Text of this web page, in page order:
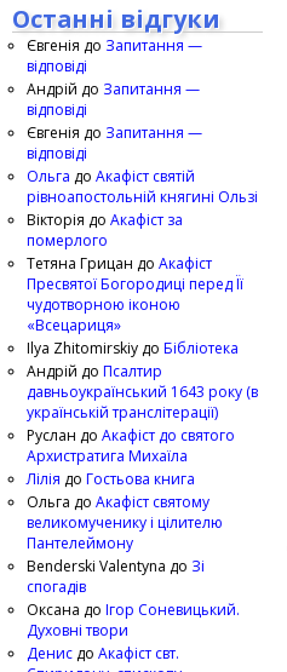
Останні відгуки
Євгенія до Запитання —
відповіді
Андрій до Запитання —
відповіді
Євгенія до Запитання —
відповіді
Ольга до Акафіст святій
рівноапостольній княгині Ользі
Вікторія до Акафіст за
померлого
Тетяна Грицан до Акафіст
Пресвятої Богородиці перед Її
чудотворною іконою
«Всецариця»
Ilya Zhitomirskiy до Бібліотека
Андрій до Псалтир
давньоукраїнський 1643 року (в
українській транслітерації)
Руслан до Акафіст до святого
Архистратига Михаїла
Лілія до Гостьова книга
Ольга до Акафіст святому
великомученику і цілителю
Пантелеймону
Benderski Valentyna до Зі
спогадів
Оксана до Ігор Соневицький.
Духовні твори
Денис до Акафіст свт.